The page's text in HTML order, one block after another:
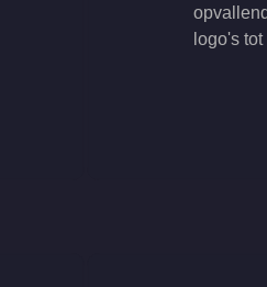
logo's